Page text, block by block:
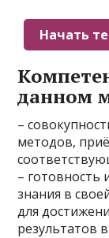
данном
–
методов,
– готовность
знания в
для
результатов